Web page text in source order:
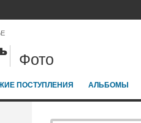
Фото
ПОСТУПЛЕНИЯ АЛЬБОМЫ